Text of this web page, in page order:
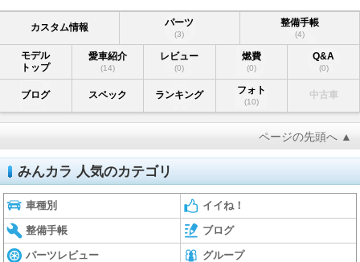
カスタム情報 パーツ
(3)
整備手帳
(4)
モデル
トップ
愛車紹介
(14)
レビュー
(0)
燃費
(0)
Q&A
(0)
ブログ スペック ランキング フォト
(10)
中古車
ページの先頭へ ▲
みんカラ 人気のカテゴリ
車種別 イイね！
整備手帳 ブログ
パーツレビュー グループ